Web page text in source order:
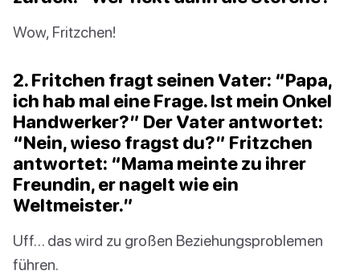
Wow, Fritzchen!
2. Fritchen fragt seinen Vater: “Papa,
ich hab mal eine Frage. Ist mein Onkel
Handwerker?” Der Vater antwortet:
“Nein, wieso fragst du?” Fritzchen
antwortet: “Mama meinte zu ihrer
Freundin, er nagelt wie ein
Weltmeister.”
Uff… das wird zu großen Beziehungsproblemen
führen.